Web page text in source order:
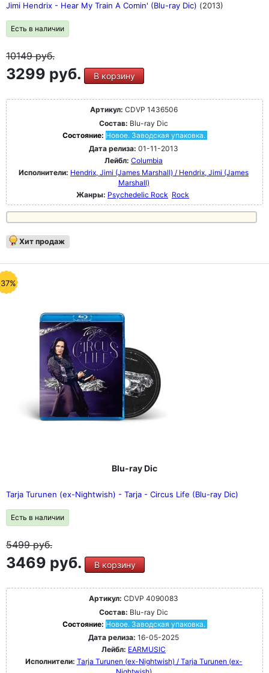
Jimi Hendrix - Hear My Train A Comin' (Blu-ray Dic) (2013)
Есть в наличии
10149руб.
3299 руб. В корзину
Артикул: CDVP 1436506
Состав: Blu-ray Dic
Состояние: Новое. Заводская упаковка.
Дата релиза: 01-11-2013
Лейбл: Columbia
Исполнители: Hendrix, Jimi (James Marshall) / Hendrix, Jimi (James
Marshall)
Жанры: Psychedelic Rock Rock
Хит продаж
Blu-ray Dic
Tarja Turunen (ex-Nightwish) - Tarja - Circus Life (Blu-ray Dic)
Есть в наличии
5499руб.
3469 руб. В корзину
Артикул: CDVP 4090083
Состав: Blu-ray Dic
Состояние: Новое. Заводская упаковка.
Дата релиза: 16-05-2025
Лейбл: EARMUSIC
Исполнители: Tarja Turunen (ex-Nightwish) / Tarja Turunen (ex-